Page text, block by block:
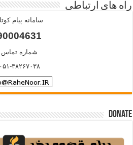
راه های ارتباطی
سامانه پیام
شماره تماس
۰۵۱-۳۸۲۶۷۰۳۸
Donate